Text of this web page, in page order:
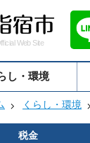
Web Site
し・環境
くらし・環境
税金